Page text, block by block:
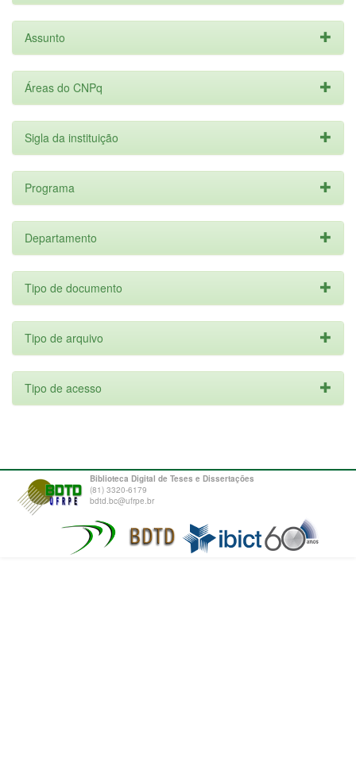
Assunto
Áreas do CNPq
Sigla da instituição
Programa
Departamento
Tipo de documento
Tipo de arquivo
Tipo de acesso
Biblioteca Digital de Teses e Dissertações
(81) 3320-6179
bdtd.bc@ufrpe.br